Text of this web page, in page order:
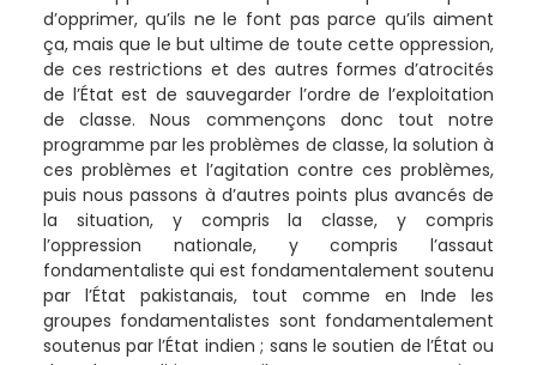
d’opprimer, qu’ils ne le font pas parce qu’ils aiment
ça, mais que le but ultime de toute cette oppression,
de ces restrictions et des autres formes d’atrocités
de l’État est de sauvegarder l’ordre de l’exploitation
de classe. Nous commençons donc tout notre
programme par les problèmes de classe, la solution à
ces problèmes et l’agitation contre ces problèmes,
puis nous passons à d’autres points plus avancés de
la situation, y compris la classe, y compris
l’oppression nationale, y compris l’assaut
fondamentaliste qui est fondamentalement soutenu
par l’État pakistanais, tout comme en Inde les
groupes fondamentalistes sont fondamentalement
soutenus par l’État indien ; sans le soutien de l’État ou